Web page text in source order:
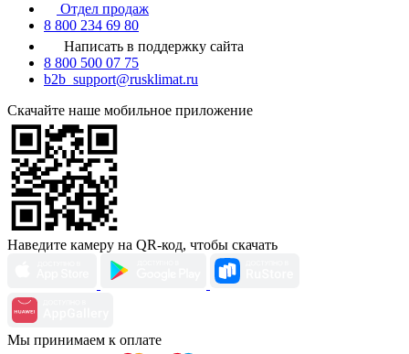
Отдел продаж
8 800 234 69 80
Написать в поддержку сайта
8 800 500 07 75
b2b_support@rusklimat.ru
Скачайте наше мобильное приложение
Наведите камеру на QR-код, чтобы скачать
Мы принимаем к оплате